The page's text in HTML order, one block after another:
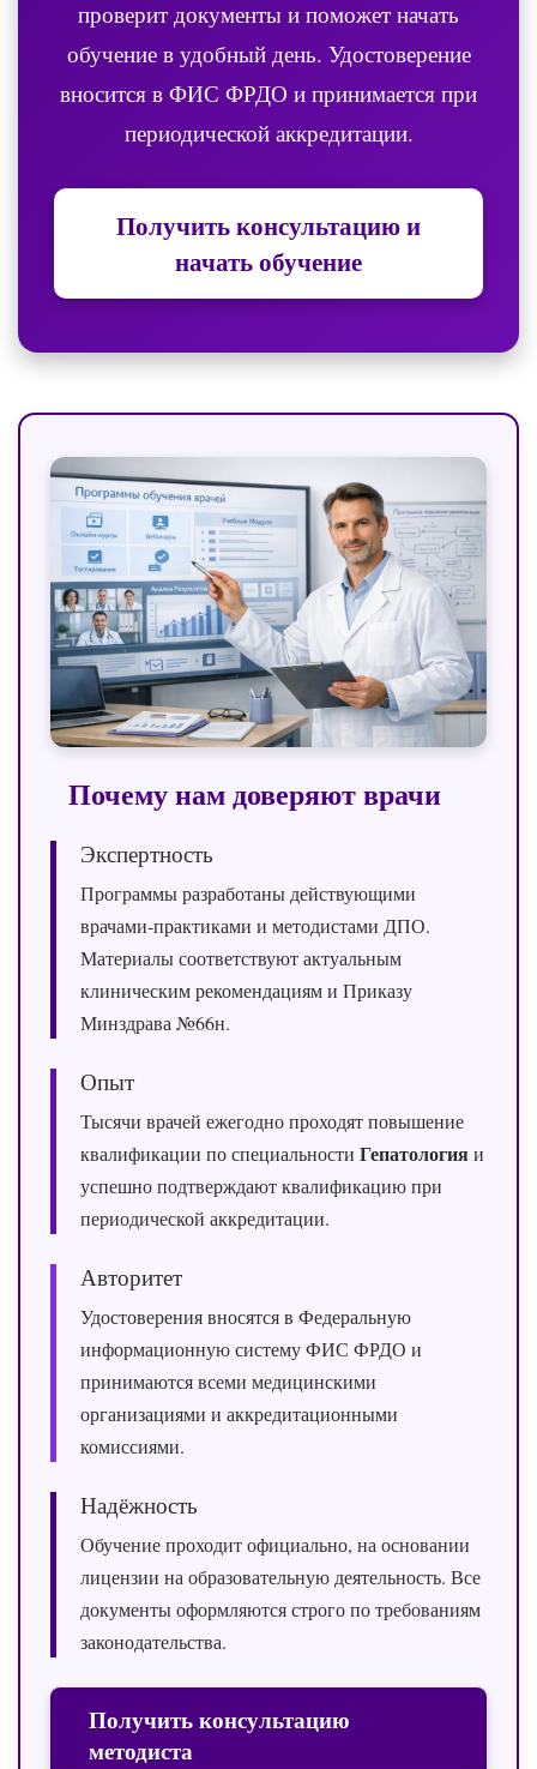
проверит документы и поможет начать
обучение в удобный день. Удостоверение
вносится в ФИС ФРДО и принимается при
периодической аккредитации.
Получить консультацию и
начать обучение
Почему нам доверяют врачи
Экспертность
Программы разработаны действующими
врачами‑практиками и методистами ДПО.
Материалы соответствуют актуальным
клиническим рекомендациям и Приказу
Минздрава №66н.
Опыт
Тысячи врачей ежегодно проходят повышение
квалификации по специальности Гепатологияи
успешно подтверждают квалификацию при
периодической аккредитации.
Авторитет
Удостоверения вносятся в Федеральную
информационную систему ФИС ФРДО и
принимаются всеми медицинскими
организациями и аккредитационными
комиссиями.
Надёжность
Обучение проходит официально, на основании
лицензии на образовательную деятельность. Все
документы оформляются строго по требованиям
законодательства.
Получить консультацию
методиста